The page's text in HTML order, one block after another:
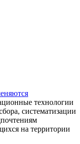
технологии
систематизации
на территории